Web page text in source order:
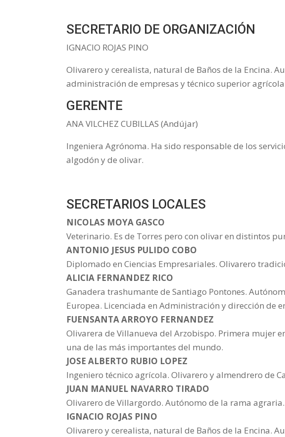
SECRETARIO DE ORGANIZACIÓN
IGNACIO ROJAS PINO
Olivarero y cerealista, natural de Baños de la Encina.
administración de empresas y técnico superior
GERENTE
ANA VILCHEZ CUBILLAS (Andújar)
Ingeniera Agrónoma. Ha sido responsable de los
algodón y de olivar.
SECRETARIOS LOCALES
NICOLAS MOYA GASCO
Veterinario. Es de Torres pero con olivar en distintos
ANTONIO JESUS PULIDO COBO
Diplomado en Ciencias Empresariales. Olivarero
ALICIA FERNANDEZ RICO
Ganadera trashumante de Santiago Pontones.
Europea. Licenciada en Administración y dirección de
FUENSANTA ARROYO FERNANDEZ
Olivarera de Villanueva del Arzobispo. Primera mujer
una de las más importantes del mundo.
JOSE ALBERTO RUBIO LOPEZ
Ingeniero técnico agrícola. Olivarero y almendrero de
JUAN MANUEL NAVARRO TIRADO
Olivarero de Villargordo. Autónomo de la rama
IGNACIO ROJAS PINO
Olivarero y cerealista, natural de Baños de la Encina.